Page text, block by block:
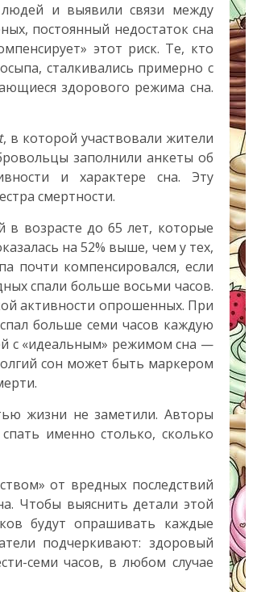
и выявили связи между
постоянный недостаток сна
этот риск. Те, кто
сталкивались примерно с
здорового режима сна.
, в которой участвовали жители
заполнили анкеты об
и характере сна. Эту
смертности.
в возрасте до 65 лет, которые
на 52% выше, чем у тех,
почти компенсировался, если
спали больше восьми часов.
активности опрошенных. При
больше семи часов каждую
с «идеальным» режимом сна —
сон может быть маркером
жизни не заметили. Авторы
именно столько, сколько
от вредных последствий
Чтобы выяснить детали этой
будут опрашивать каждые
подчеркивают: здоровый
семи часов, в любом случае